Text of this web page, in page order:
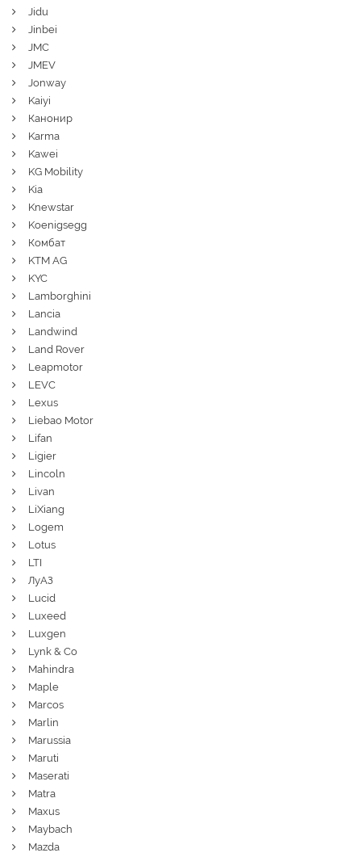
Jidu
Jinbei
JMC
JMEV
Jonway
Kaiyi
Канонир
Karma
Kawei
KG Mobility
Kia
Knewstar
Koenigsegg
Комбат
KTM AG
KYC
Lamborghini
Lancia
Landwind
Land Rover
Leapmotor
LEVC
Lexus
Liebao Motor
Lifan
Ligier
Lincoln
Livan
LiXiang
Logem
Lotus
LTI
ЛуАЗ
Lucid
Luxeed
Luxgen
Lynk & Co
Mahindra
Maple
Marcos
Marlin
Marussia
Maruti
Maserati
Matra
Maxus
Maybach
Mazda